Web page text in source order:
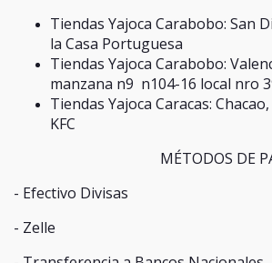
Tiendas Yajoca Carabobo: San
la Casa Portuguesa
Tiendas Yajoca Carabobo:
manzana n9 n104-16 local nro
Tiendas Yajoca Caracas:
KFC
MÉTODOS DE
- Efectivo Divisas
- Zelle